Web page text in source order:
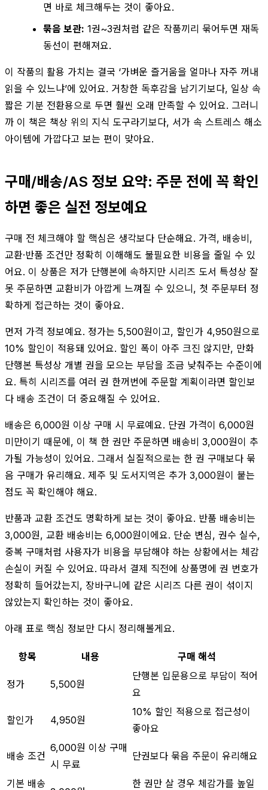
면 바로 체크해두는 것이 좋아요.
묶음 보관: 1권~3권처럼 같은 작품끼리 묶어두면 재독
동선이 편해져요.
이 작품의 활용 가치는 결국 ‘가벼운 즐거움을 얼마나 자주 꺼내
읽을 수 있느냐’에 있어요. 거창한 독후감을 남기기보다, 일상 속
짧은 기분 전환용으로 두면 훨씬 오래 만족할 수 있어요. 그러니
까 이 책은 책상 위의 지식 도구라기보다, 서가 속 스트레스 해소
아이템에 가깝다고 보는 편이 맞아요.
구매/배송/AS 정보 요약: 주문 전에 꼭 확인
하면 좋은 실전 정보예요
구매 전 체크해야 할 핵심은 생각보다 단순해요. 가격, 배송비,
교환·반품 조건만 정확히 이해해도 불필요한 비용을 줄일 수 있
어요. 이 상품은 저가 단행본에 속하지만 시리즈 도서 특성상 잘
못 주문하면 교환비가 아깝게 느껴질 수 있으니, 첫 주문부터 정
확하게 접근하는 것이 좋아요.
먼저 가격 정보예요. 정가는 5,500원이고, 할인가 4,950원으로
10% 할인이 적용돼 있어요. 할인 폭이 아주 크진 않지만, 만화
단행본 특성상 개별 권을 모으는 부담을 조금 낮춰주는 수준이에
요. 특히 시리즈를 여러 권 한꺼번에 주문할 계획이라면 할인보
다 배송 조건이 더 중요해질 수 있어요.
배송은 6,000원 이상 구매 시 무료예요. 단권 가격이 6,000원
미만이기 때문에, 이 책 한 권만 주문하면 배송비 3,000원이 추
가될 가능성이 있어요. 그래서 실질적으로는 한 권 구매보다 묶
음 구매가 유리해요. 제주 및 도서지역은 추가 3,000원이 붙는
점도 꼭 확인해야 해요.
반품과 교환 조건도 명확하게 보는 것이 좋아요. 반품 배송비는
3,000원, 교환 배송비는 6,000원이에요. 단순 변심, 권수 실수,
중복 구매처럼 사용자가 비용을 부담해야 하는 상황에서는 체감
손실이 커질 수 있어요. 따라서 결제 직전에 상품명에 권 번호가
정확히 들어갔는지, 장바구니에 같은 시리즈 다른 권이 섞이지
않았는지 확인하는 것이 좋아요.
아래 표로 핵심 정보만 다시 정리해볼게요.
항목 내용 구매 해석
정가 5,500원
단행본 입문용으로 부담이 적어
요
할인가 4,950원
10% 할인 적용으로 접근성이
좋아요
배송 조건
6,000원 이상 구매
시 무료
단권보다 묶음 주문이 유리해요
기본 배송 한 권만 살 경우 체감가를 높일